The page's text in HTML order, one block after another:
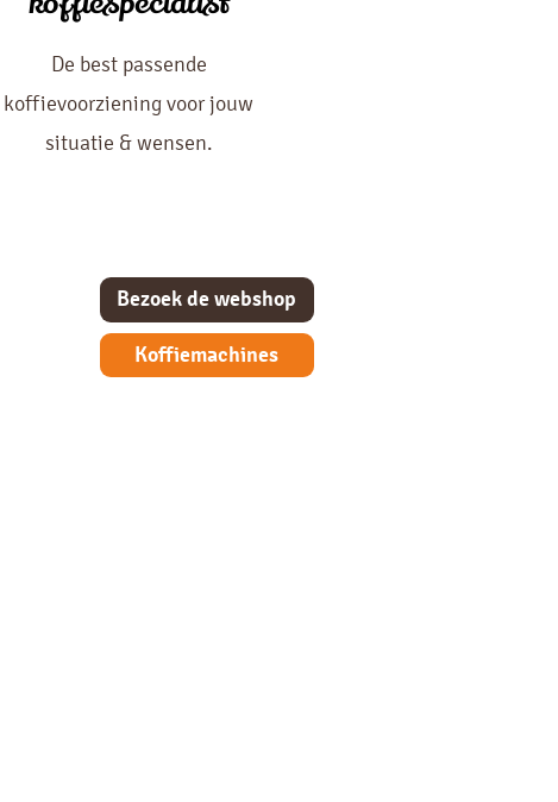
De best passende
koffievoorziening voor jouw
situatie & wensen.
Bezoek de webshop
Koffiemachines